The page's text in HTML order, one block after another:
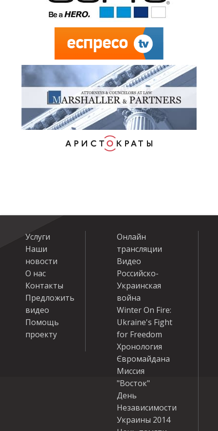
Услуги
Наши
новости
О нас
Контакты
Предложить
видео
Помощь
проекту
Онлайн
трансляции
Видео
Российско-
Украинская
война
Winter On Fire:
Ukraine's Fight
for Freedom
Хронология
Євромайдана
Миссия
"Восток"
День
Независимости
Украины 2014